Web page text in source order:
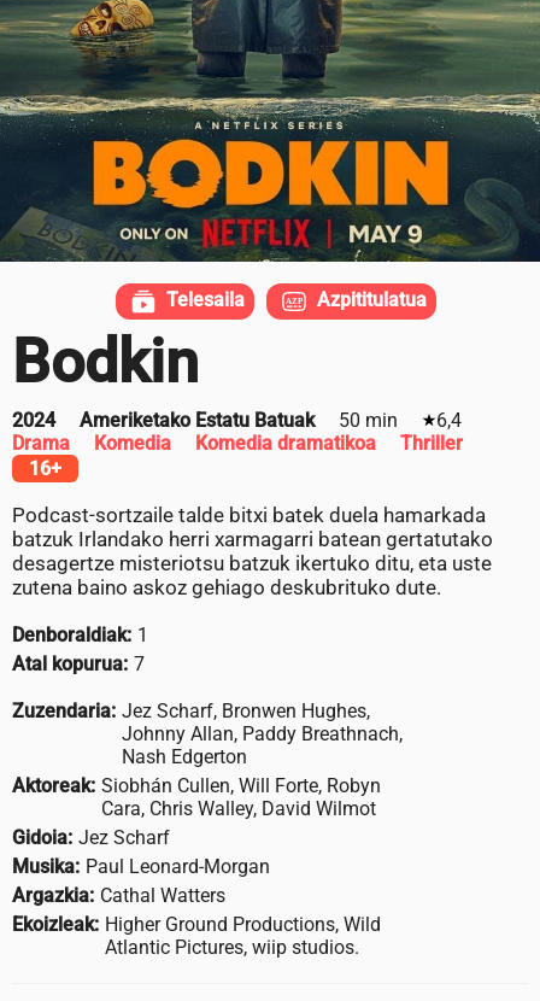
Bodkin
2024 Ameriketako Estatu Batuak 50 min
6,4
Drama
Komedia Komedia dramatikoa
Thriller
16+
Podcast-sortzaile talde bitxi batek duela hamarkada
batzuk Irlandako herri xarmagarri batean gertatutako
desagertze misteriotsu batzuk ikertuko ditu, eta uste
zutena baino askoz gehiago deskubrituko dute.
Denboraldiak: 1
Atal kopurua: 7
Zuzendaria: Jez Scharf, Bronwen Hughes,
Johnny Allan, Paddy Breathnach,
Nash Edgerton
Aktoreak: Siobhán Cullen, Will Forte, Robyn
Cara, Chris Walley, David Wilmot
Gidoia: Jez Scharf
Musika: Paul Leonard-Morgan
Argazkia: Cathal Watters
Ekoizleak: Higher Ground Productions, Wild
Atlantic Pictures, wiip studios.
Telesaila Azpititulatua